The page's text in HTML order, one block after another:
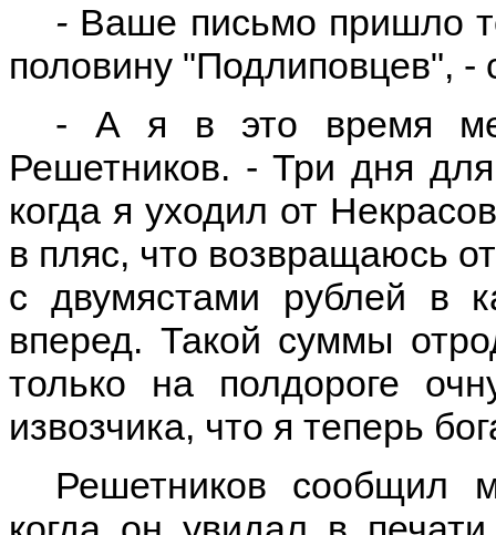
- Ваше письмо пришло
половину "Подлиповцев", -
- А я в это время
Решетников. - Три дня
когда я уходил от
в пляс, что возвращаюсь
с двумястами рублей в
вперед. Такой суммы
только на полдороге
извозчика, что я теперь
Решетников сообщил